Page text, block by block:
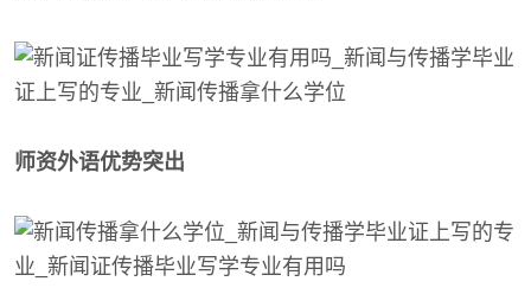
师资外语优势突出